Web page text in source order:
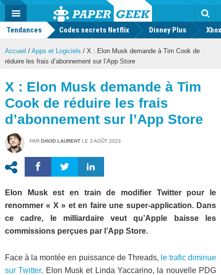
Actu
geek
MENU
Tendances Codes secrets Netflix Disney Plus
Accueil / Apps et Logiciels / X : Elon Musk demande à Tim Cook de
réduire les frais d’abonnement sur l’App Store
X : Elon Musk demande à Tim
Cook de réduire les frais
d’abonnement sur l’App Store
PAR DAVID LAURENT LE 3 AOÛT 2023
Elon Musk est en train de modifier Twitter pour le
renommer « X » et en faire une super-application. Dans
ce cadre, le milliardaire veut qu’Apple baisse les
commissions perçues par l’App Store.
Face à la montée en puissance de Threads, le trafic diminue
sur Twitter. Elon Musk et Linda Yaccarino, la nouvelle PDG
Mode
FacebookTwitter Youtube